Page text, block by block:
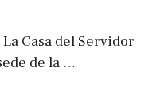
Casa del Servidor
de la …